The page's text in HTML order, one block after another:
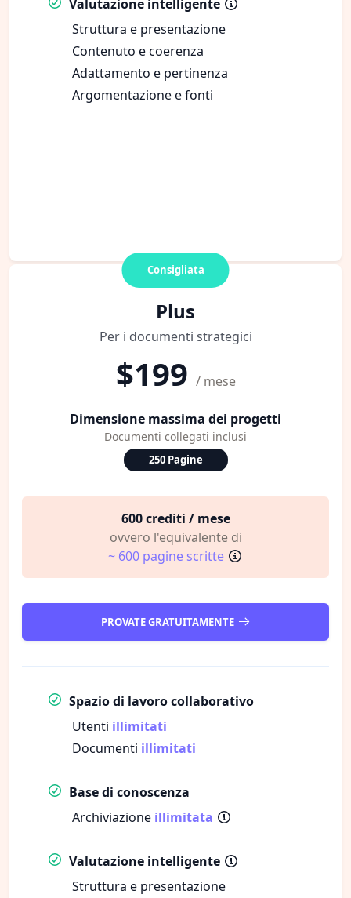
Valutazione intelligente
Struttura e presentazione
Contenuto e coerenza
Adattamento e pertinenza
Argomentazione e fonti
Consigliata
Plus
Per i documenti strategici
$199 / mese
Dimensione massima dei progetti
Documenti collegati inclusi
250 Pagine
600 crediti / mese
ovvero l'equivalente di
~ 600 pagine scritte
PROVATE GRATUITAMENTE
Spazio di lavoro collaborativo
Utenti illimitati
Documenti illimitati
Base di conoscenza
Archiviazione illimitata
Valutazione intelligente
Struttura e presentazione